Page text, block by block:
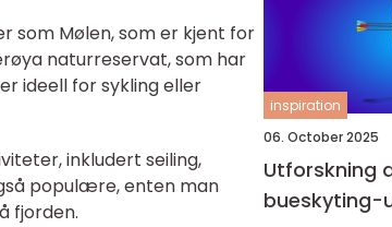
som Mølen, som er kjent for
naturreservat, som har
ideell for sykling eller
inkludert seiling,
populære, enten man
fjorden.
inspiration
06. October 2025
Utforskning
bueskyting-